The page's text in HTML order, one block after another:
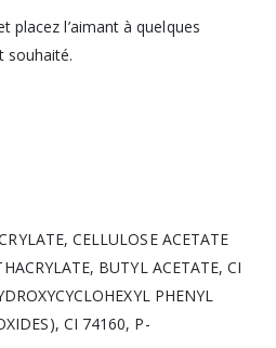
placez l’aimant à quelques
souhaité.
CELLULOSE ACETATE
BUTYL ACETATE, CI
PHENYL
CI 74160, P-